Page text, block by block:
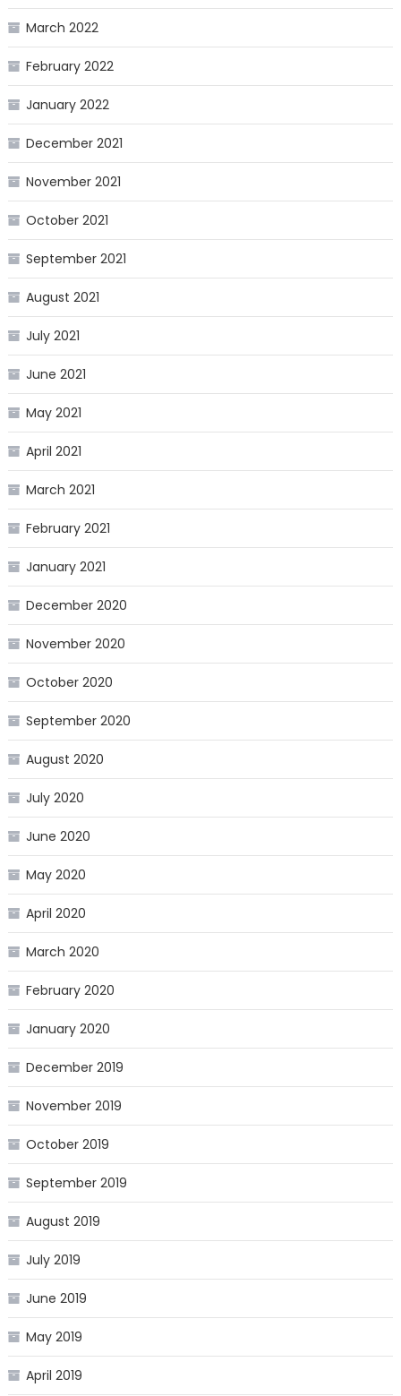
March 2022
February 2022
January 2022
December 2021
November 2021
October 2021
September 2021
August 2021
July 2021
June 2021
May 2021
April 2021
March 2021
February 2021
January 2021
December 2020
November 2020
October 2020
September 2020
August 2020
July 2020
June 2020
May 2020
April 2020
March 2020
February 2020
January 2020
December 2019
November 2019
October 2019
September 2019
August 2019
July 2019
June 2019
May 2019
April 2019